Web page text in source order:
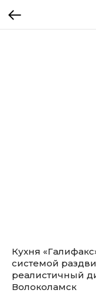
Кухня
системой
реалистичный
Волоколамск